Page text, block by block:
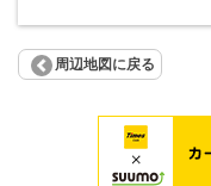
周辺地図に戻る